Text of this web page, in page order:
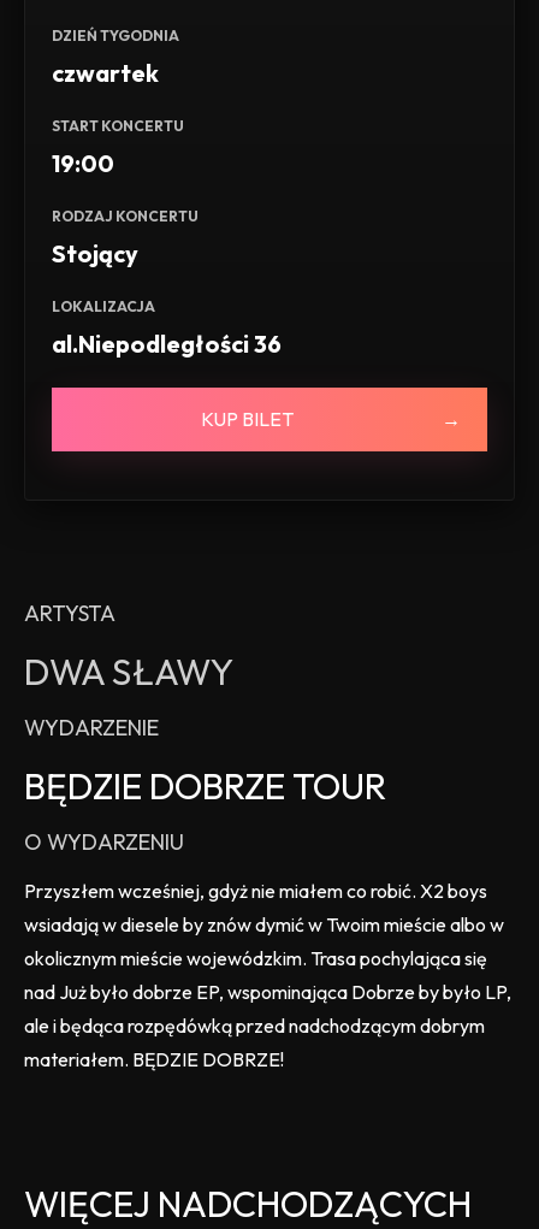
DZIEŃ TYGODNIA
czwartek
START KONCERTU
19:00
RODZAJ KONCERTU
Stojący
LOKALIZACJA
al.Niepodległości 36
KUP BILET
ARTYSTA
DWA SŁAWY
WYDARZENIE
BĘDZIE DOBRZE TOUR
O WYDARZENIU
Przyszłem wcześniej, gdyż nie miałem co robić. X2 boys
wsiadają w diesele by znów dymić w Twoim mieście albo w
okolicznym mieście wojewódzkim. Trasa pochylająca się
nad Już było dobrze EP, wspominająca Dobrze by było LP,
ale i będąca rozpędówką przed nadchodzącym dobrym
materiałem. BĘDZIE DOBRZE!
WIĘCEJ NADCHODZĄCYCH